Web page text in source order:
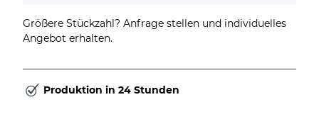
Größere Stückzahl? Anfrage stellen und individuelles
Angebot erhalten.
Produktion in 24 Stunden